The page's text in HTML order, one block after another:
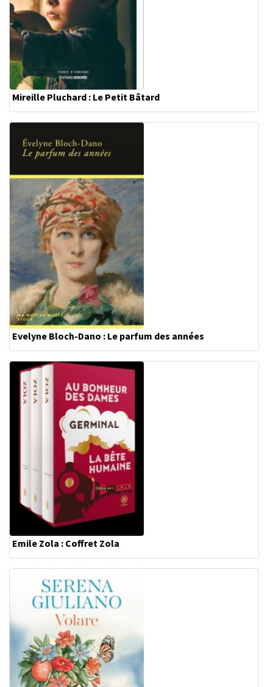
Mireille Pluchard : Le Petit Bâtard
Evelyne Bloch-Dano : Le parfum des années
Emile Zola : Coffret Zola